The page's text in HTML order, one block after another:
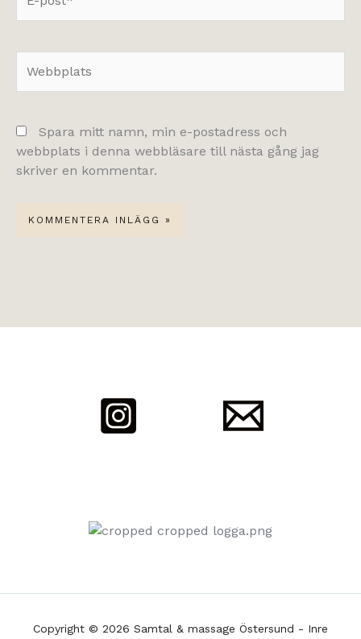
post*
Spara mitt namn, min e-postadress och
webbplats i denna webbläsare till nästa gång jag
skriver en kommentar.
Copyright © 2026 Samtal & massage Östersund - Inre